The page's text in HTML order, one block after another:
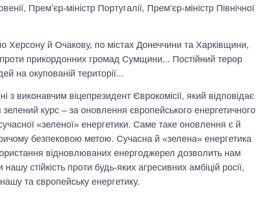
Премʼєр-міністр Португалії, Прем’єр-міністр Північної
Херсону й Очакову, по містах Донеччини та Харківщини,
проти прикордонних громад Сумщини... Постійний терор
на окупованій території...
з виконавчим віцепрезидент Єврокомісії, який відповідає
курс – за оновлення європейського енергетичного
«зеленої» енергетики. Саме таке оновлення є й
безпековою метою. Сучасна й «зелена» енергетика
відновлюваних енергоджерел дозволить нам
стійкість проти будь-яких агресивних амбіцій росії,
та європейську енергетику.